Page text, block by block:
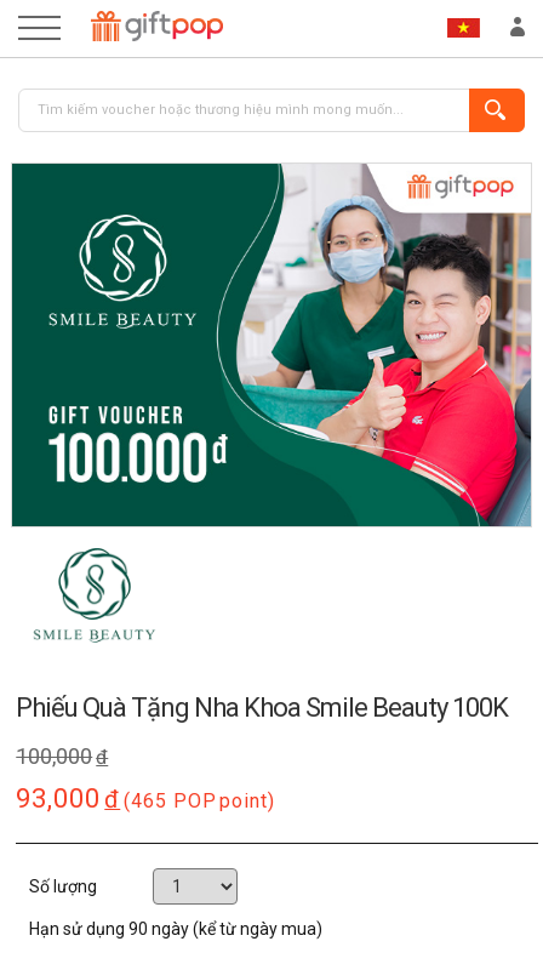
ĐĂNG KÝ
Phiếu Quà Tặng Nha Khoa Smile Beauty 100K
100,000đ
93,000 đ (465 POP point)
Số lượng
Hạn sử dụng90 ngày (kể từ ngày mua)